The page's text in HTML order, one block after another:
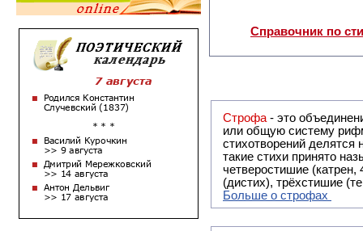
Справочник по
Строфа - это объединение двух
или общую систему рифм, и регулярно или периодически
стихотворений делятся на строфы и т.о. являются строфическими.
такие стихи принято называть астрофическими. Самая популярная строфа в русской поэзии -
четверостишие
(дистих), трёхстишие
Больше о строфах